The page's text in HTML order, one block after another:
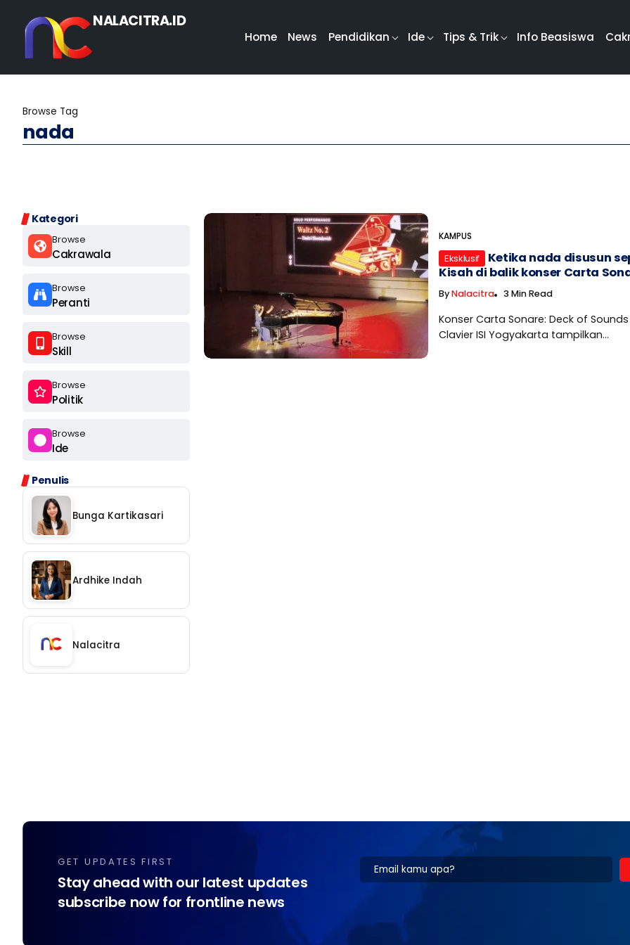
NALACITRA.ID
Home News Pendidikan Ide Tips & Trik Info Beasiswa
Langganan
Chat
Ikuti
Browse Tag
nada
Kategori
Browse
Cakrawala
Browse
Peranti
Browse
Skill
Browse
Politik
Browse
Ide
Penulis
Bunga Kartikasari
Ardhike Indah
Nalacitra
KAMPUS
Eksklusif
Ketika nada disusun
Kisah di balik konser Carta
ByNalacitra 3 Min Read
Konser Carta Sonare: Deck of Sounds
Clavier ISI Yogyakarta tampilkan...
GET UPDATES FIRST
Stay ahead with our latest updates
subscribe now for frontline news